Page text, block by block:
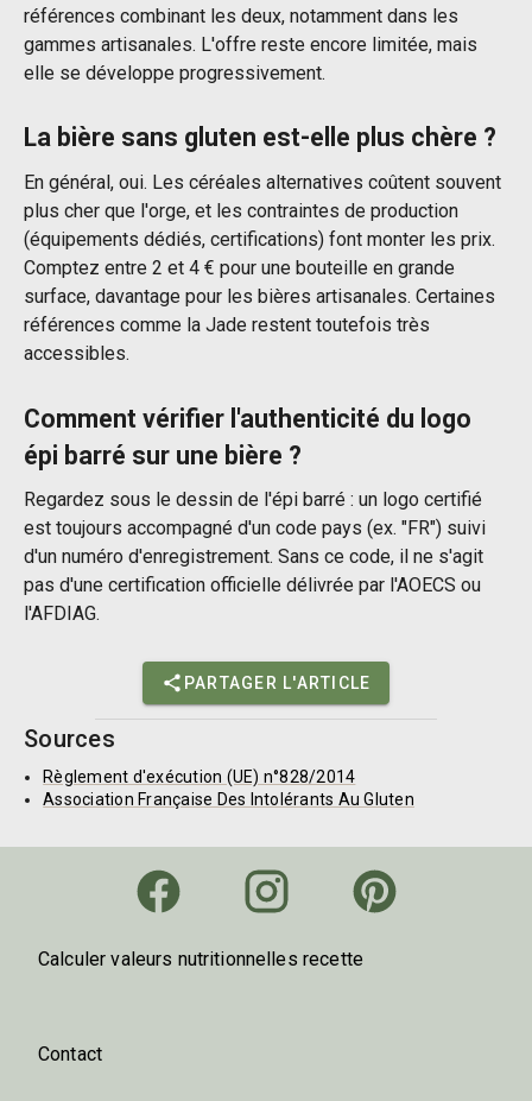
références combinant les deux, notamment dans les
gammes artisanales. L'offre reste encore limitée, mais
elle se développe progressivement.
La bière sans gluten est-elle plus chère ?
En général, oui. Les céréales alternatives coûtent souvent
plus cher que l'orge, et les contraintes de production
(équipements dédiés, certifications) font monter les prix.
Comptez entre 2 et 4 € pour une bouteille en grande
surface, davantage pour les bières artisanales. Certaines
références comme la Jade restent toutefois très
accessibles.
Comment vérifier l'authenticité du logo
épi barré sur une bière ?
Regardez sous le dessin de l'épi barré : un logo certifié
est toujours accompagné d'un code pays (ex. "FR") suivi
d'un numéro d'enregistrement. Sans ce code, il ne s'agit
pas d'une certification officielle délivrée par l'AOECS ou
l'AFDIAG.
PARTAGER L'ARTICLE
Sources
Règlement d'exécution (UE) n°828/2014
Association Française Des Intolérants Au Gluten
Calculer valeurs nutritionnelles recette
Contact